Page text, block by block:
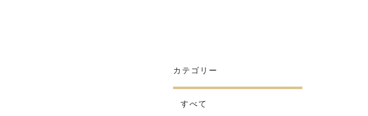
カテゴリー
すべて